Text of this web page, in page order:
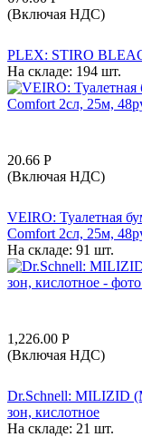
(Включая НДС)
PLEX: STIRO
На складе: 194 шт.
20.66 Р
(Включая НДС)
VEIRO: Туалетная
Comfort 2сл, 25м,
На складе: 91 шт.
1,226.00 Р
(Включая НДС)
Dr.Schnell: MILIZID
зон, кислотное
На складе: 21 шт.